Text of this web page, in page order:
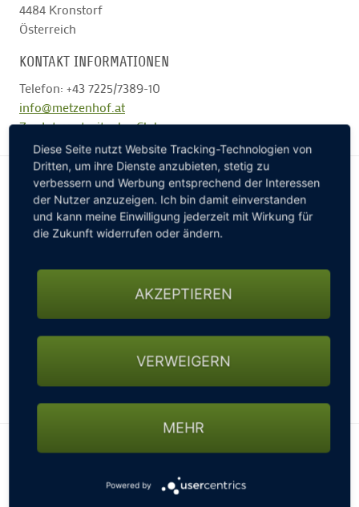
4484 Kronstorf
Österreich
KONTAKT INFORMATIONEN
Telefon: +43 7225/7389-10
info@metzenhof.at
Zur Internetseite des Clubs
INFORMATIONEN FÜR WOHNMOBILE
Wohnmobile sind auf unserem Platz gern gesehen.Bitte
vor Anreise anmelden!
Stellplätze vorhanden
Normale Parkplätze
Stellplatz bis 11m
Wasseranschluss
Hunde sind erlaubt
Anzahl Stellplätze: 10
WEITERLESEN
Lage des Clubs
Diese Seite nutzt Website Tracking-Technologien von
Dritten, um ihre Dienste anzubieten, stetig zu
verbessern und Werbung entsprechend der Interessen
der Nutzer anzuzeigen. Ich bin damit einverstanden
und kann meine Einwilligung jederzeit mit Wirkung für
die Zukunft widerrufen oder ändern.
AKZEPTIEREN
VERWEIGERN
MEHR
Powered by